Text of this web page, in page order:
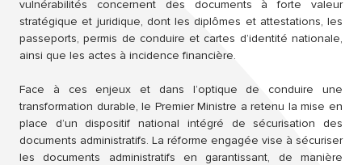
vulnérabilités concernent des documents à forte valeur
stratégique et juridique, dont les diplômes et attestations, les
passeports, permis de conduire et cartes d’identité nationale,
ainsi que les actes à incidence financière.
Face à ces enjeux et dans l’optique de conduire une
transformation durable, le Premier Ministre a retenu la mise en
place d’un dispositif national intégré de sécurisation des
documents administratifs. La réforme engagée vise à sécuriser
les documents administratifs en garantissant, de manière